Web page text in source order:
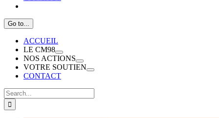
Go to...
ACCUEIL
LE CM98
NOS ACTIONS
VOTRE SOUTIEN
CONTACT
Search
for: